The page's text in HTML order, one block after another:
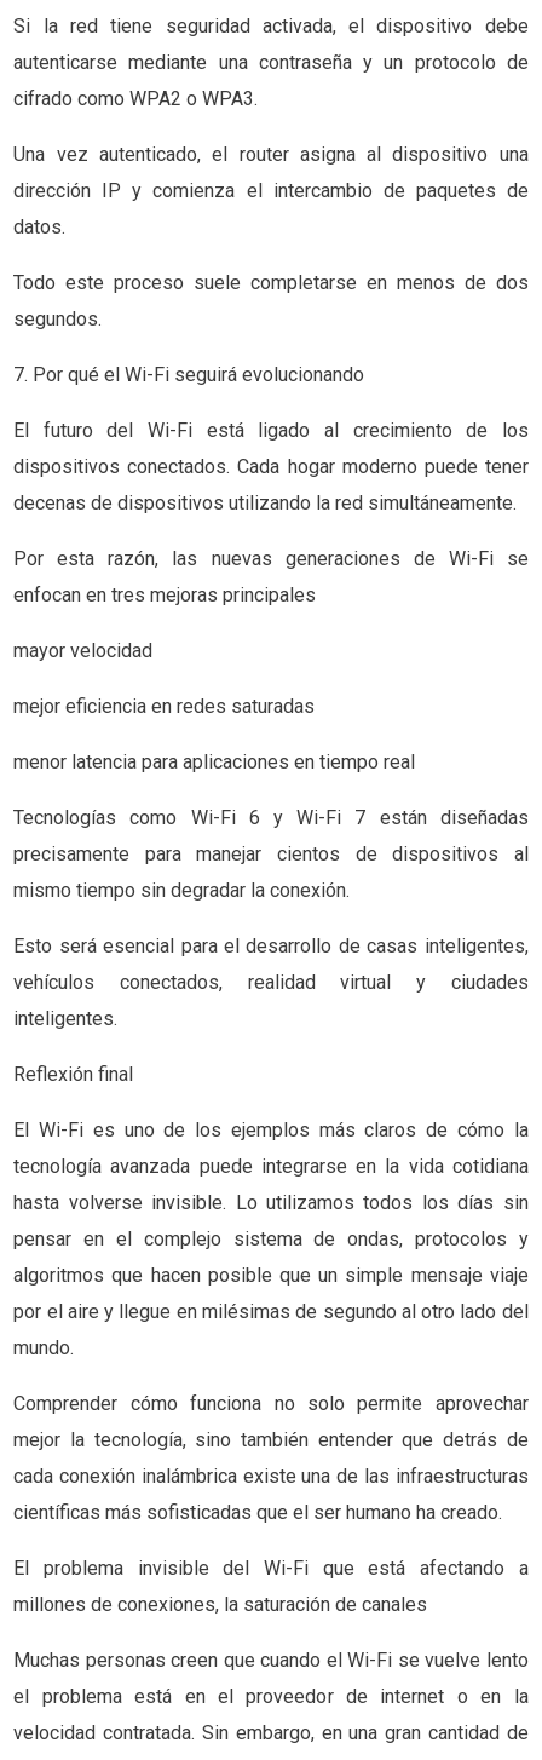
Si la red tiene seguridad activada, el dispositivo debe
autenticarse mediante una contraseña y un protocolo de
cifrado como WPA2 o WPA3.
Una vez autenticado, el router asigna al dispositivo una
dirección IP y comienza el intercambio de paquetes de
datos.
Todo este proceso suele completarse en menos de dos
segundos.
7. Por qué el Wi-Fi seguirá evolucionando
El futuro del Wi-Fi está ligado al crecimiento de los
dispositivos conectados. Cada hogar moderno puede tener
decenas de dispositivos utilizando la red simultáneamente.
Por esta razón, las nuevas generaciones de Wi-Fi se
enfocan en tres mejoras principales
mayor velocidad
mejor eficiencia en redes saturadas
menor latencia para aplicaciones en tiempo real
Tecnologías como Wi-Fi 6 y Wi-Fi 7 están diseñadas
precisamente para manejar cientos de dispositivos al
mismo tiempo sin degradar la conexión.
Esto será esencial para el desarrollo de casas inteligentes,
vehículos conectados, realidad virtual y ciudades
inteligentes.
Reflexión final
El Wi-Fi es uno de los ejemplos más claros de cómo la
tecnología avanzada puede integrarse en la vida cotidiana
hasta volverse invisible. Lo utilizamos todos los días sin
pensar en el complejo sistema de ondas, protocolos y
algoritmos que hacen posible que un simple mensaje viaje
por el aire y llegue en milésimas de segundo al otro lado del
mundo.
Comprender cómo funciona no solo permite aprovechar
mejor la tecnología, sino también entender que detrás de
cada conexión inalámbrica existe una de las infraestructuras
científicas más sofisticadas que el ser humano ha creado.
El problema invisible del Wi-Fi que está afectando a
millones de conexiones, la saturación de canales
Muchas personas creen que cuando el Wi-Fi se vuelve lento
el problema está en el proveedor de internet o en la
velocidad contratada. Sin embargo, en una gran cantidad de